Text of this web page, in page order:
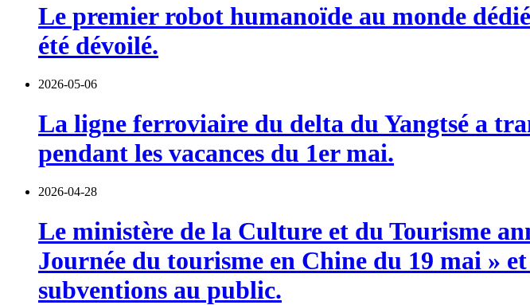
Le premier robot humanoïde au monde
été dévoilé.
2026-05-06
La ligne ferroviaire du delta du Yangtsé a
pendant les vacances du 1er mai.
2026-04-28
Le ministère de la Culture et du Tourisme
Journée du tourisme en Chine du 19 mai »
subventions au public.